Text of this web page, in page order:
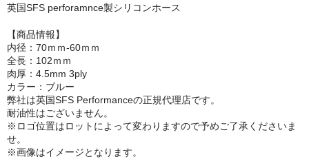
英国SFS perforamnce製シリコンホース
【商品情報】
内径：70ｍｍ-60ｍｍ
全長：102ｍｍ
肉厚：4.5mm 3ply
カラー：ブルー
弊社は英国SFS Performanceの正規代理店です。
耐油性はございません。
※ロゴ位置はロットによって変わりますので予めご了承くださいま
せ。
※画像はイメージとなります。